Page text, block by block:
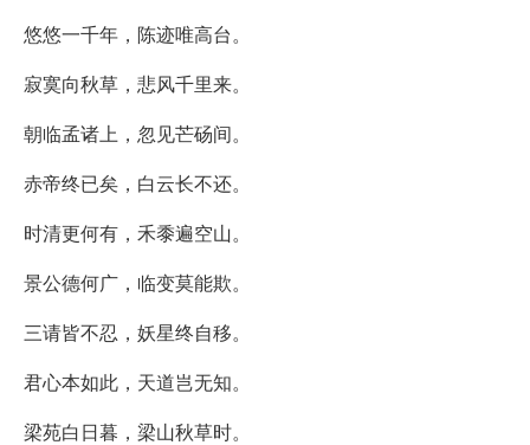
悠悠一千年，陈迹唯高台。
寂寞向秋草，悲风千里来。
朝临孟诸上，忽见芒砀间。
赤帝终已矣，白云长不还。
时清更何有，禾黍遍空山。
景公德何广，临变莫能欺。
三请皆不忍，妖星终自移。
君心本如此，天道岂无知。
梁苑白日暮，梁山秋草时。